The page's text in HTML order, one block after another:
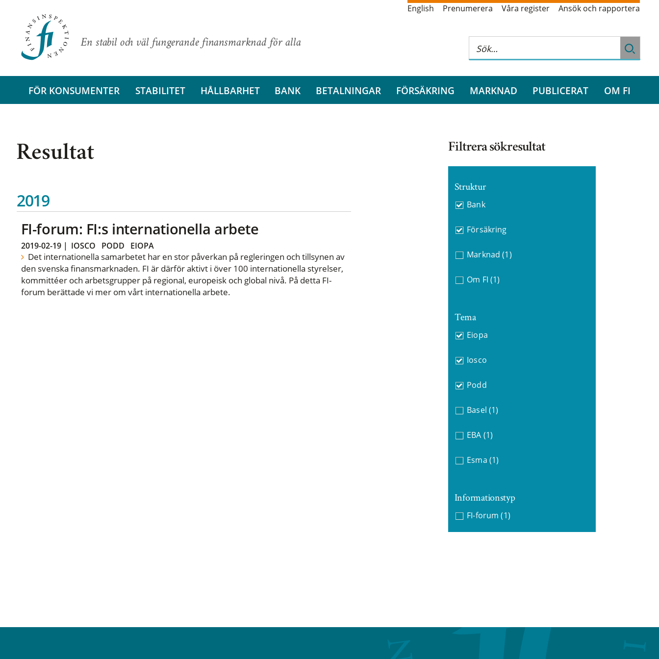
En stabil och väl fungerande finansmarknad för alla
English Prenumerera Våra register Ansök och rapportera
FÖR KONSUMENTER STABILITET HÅLLBARHET BANK BETALNINGAR FÖRSÄKRING MARKNAD PUBLICERAT OM FI
Resultat
2019
FI-forum: FI:s internationella arbete
2019-02-19| IOSCO PODD EIOPA
Det internationella samarbetet har en stor påverkan på regleringen och tillsynen av
den svenska finansmarknaden. FI är därför aktivt i över 100 internationella styrelser,
kommittéer och arbetsgrupper på regional, europeisk och global nivå. På detta FI-
forum berättade vi mer om vårt internationella arbete.
Filtrera sökresultat
Struktur
Bank
Försäkring
Marknad (1)
Om FI (1)
Tema
Eiopa
Iosco
Podd
Basel (1)
EBA (1)
Esma (1)
Informationstyp
FI-forum (1)